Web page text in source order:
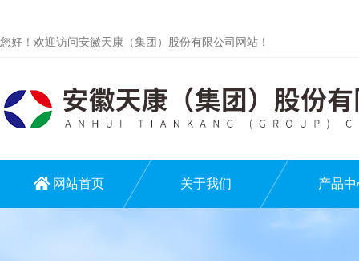
您好！欢迎访问安徽天康（集团）股份有限公司网站！
网站首页 关于我们 产品中